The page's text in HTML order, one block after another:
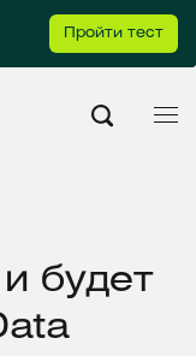
Пройти тест
будет